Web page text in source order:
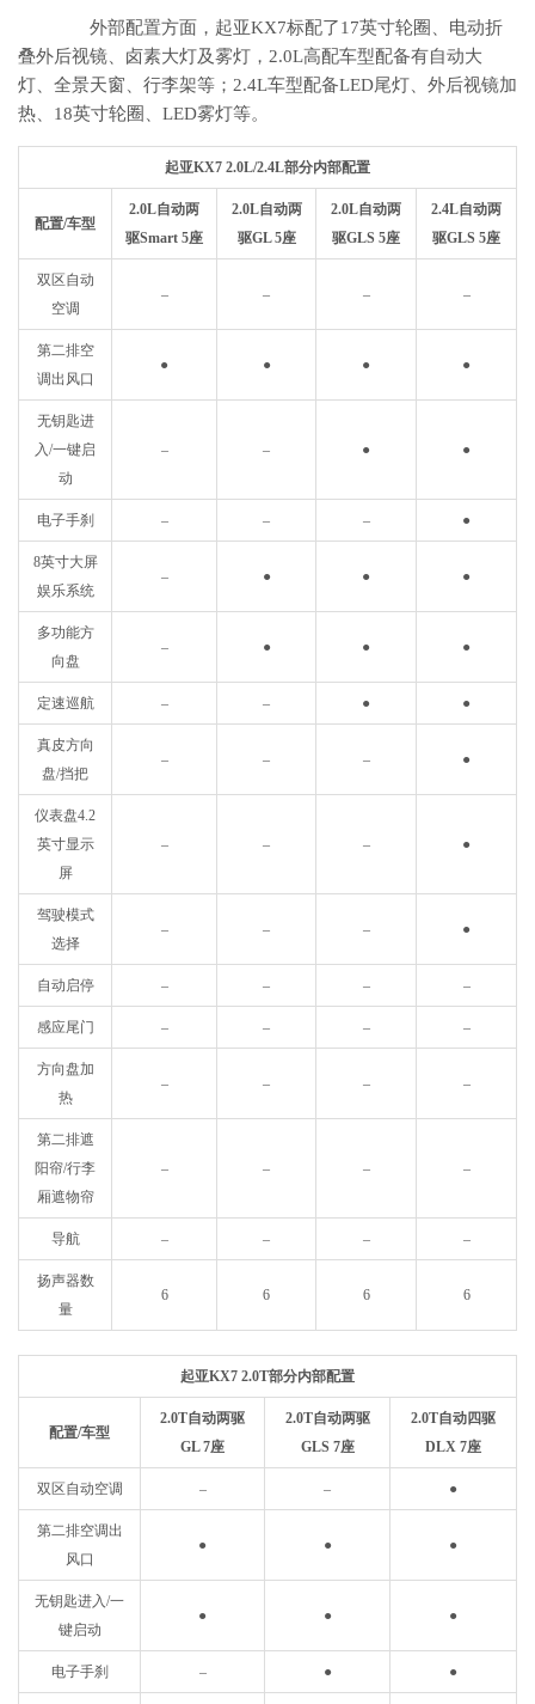
外部配置方面，起亚KX7标配了17英寸轮圈、电动折
叠外后视镜、卤素大灯及雾灯，2.0L高配车型配备有自动大
灯、全景天窗、行李架等；2.4L车型配备LED尾灯、外后视镜加
热、18英寸轮圈、LED雾灯等。
起亚KX7 2.0L/2.4L部分内部配置
配置/车型
2.0L自动两
驱Smart 5座
2.0L自动两
驱GL 5座
2.0L自动两
驱GLS 5座
2.4L自动两
驱GLS 5座
双区自动
空调
– – – –
第二排空
调出风口
● ● ● ●
无钥匙进
入/一键启
动
– – ● ●
电子手刹 – – – ●
8英寸大屏
娱乐系统
– ● ● ●
多功能方
向盘
– ● ● ●
定速巡航 – – ● ●
真皮方向
盘/挡把
– – – ●
仪表盘4.2
英寸显示
屏
– – – ●
驾驶模式
选择
– – – ●
自动启停 – – – –
感应尾门 – – – –
方向盘加
热
– – – –
第二排遮
阳帘/行李
厢遮物帘
– – – –
导航 – – – –
扬声器数
量
6 6 6 6
起亚KX7 2.0T部分内部配置
配置/车型
2.0T自动两驱
GL 7座
2.0T自动两驱
GLS 7座
2.0T自动四驱
DLX 7座
双区自动空调 – – ●
第二排空调出
风口
● ● ●
无钥匙进入/一
键启动
● ● ●
电子手刹 – ● ●